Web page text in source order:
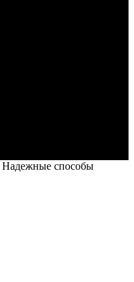
Надежные способы